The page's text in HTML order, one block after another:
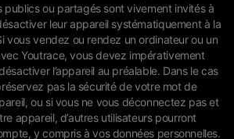
publics ou partagés sont vivement invités à
leur appareil systématiquement à la
vous vendez ou rendez un ordinateur ou un
Youtrace, vous devez impérativement
l’appareil au préalable. Dans le cas
pas la sécurité de votre mot de
ou si vous ne vous déconnectez pas et
appareil, d’autres utilisateurs pourront
y compris à vos données personnelles.